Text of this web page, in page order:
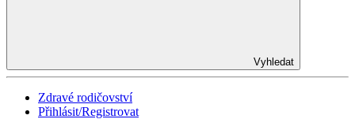
Vyhledat
Zdravé rodičovství
Přihlásit/Registrovat